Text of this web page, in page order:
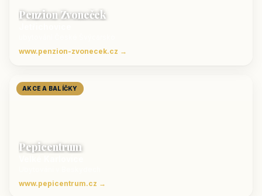
Penzion Zvoneček
www.penzion-zvonecek.cz →
AKCE A BALÍČKY
Pepicentrum
www.pepicentrum.cz →